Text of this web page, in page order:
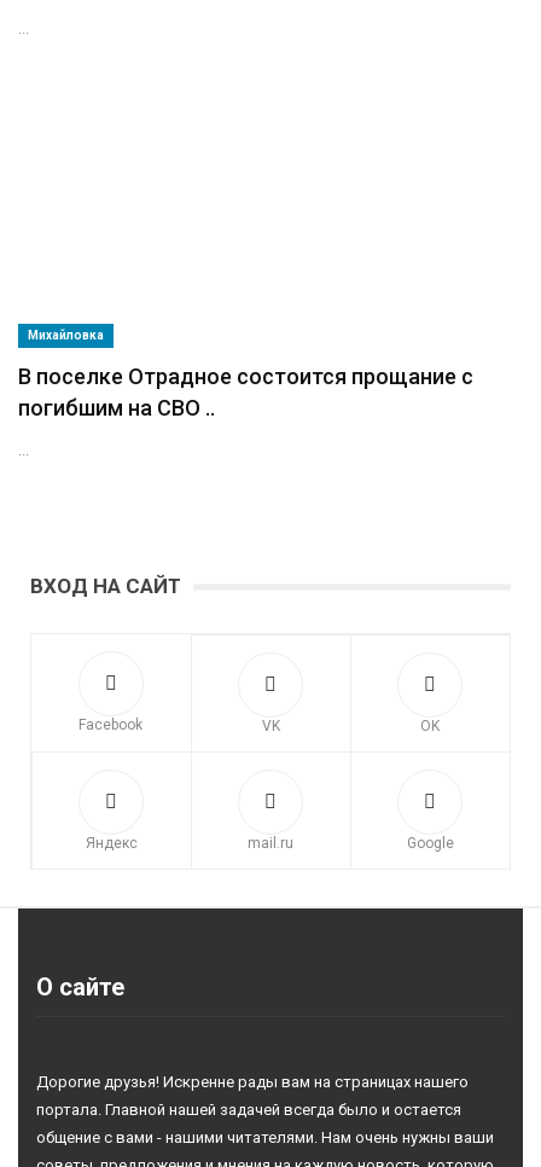
...
Михайловка
В поселке Отрадное состоится прощание с
погибшим на СВО ..
...
ВХОД НА САЙТ
Facebook VK OK
Яндекс mail.ru Google
О сайте
Дорогие друзья! Искренне рады вам на страницах нашего
портала. Главной нашей задачей всегда было и остается
общение с вами - нашими читателями. Нам очень нужны ваши